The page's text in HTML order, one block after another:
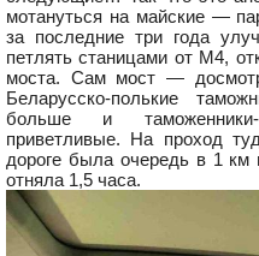
мотануться на майские —
за последние три года
петлять станицами от М4,
моста. Сам мост —
Беларусско-полькие
больше и
приветливые. На проход
дороге была очередь в 1 км
отняла 1,5 часа.